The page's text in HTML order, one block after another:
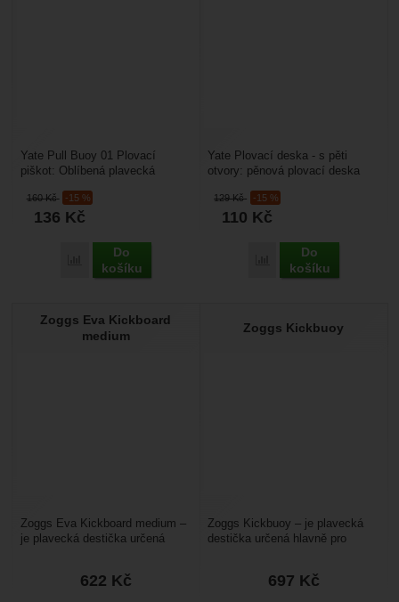
160Kč -15 %
136 Kč
Přidat 'Yate Pull Buoy 01 Plovací piškot' k porovnání
Do
košíku
Yate Pull Buoy 01 Plovací
piškot: Oblíbená plavecká
a posílení horní poloviny...
129Kč -15 %
110 Kč
Přidat 'Yate Plovací
Do
košíku
Yate Plovací deska - s pěti
otvory: pěnová plovací deska
nebo hry ve vodě....
Zoggs Eva Kickboard
medium
622 Kč
Zoggs Eva Kickboard medium –
je plavecká destička určená
Zoggs Kickbuoy
697 Kč
Zoggs Kickbuoy – je plavecká
destička určená hlavně pro